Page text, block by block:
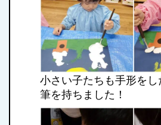
小さい子たちも手形を
筆を持ちました！